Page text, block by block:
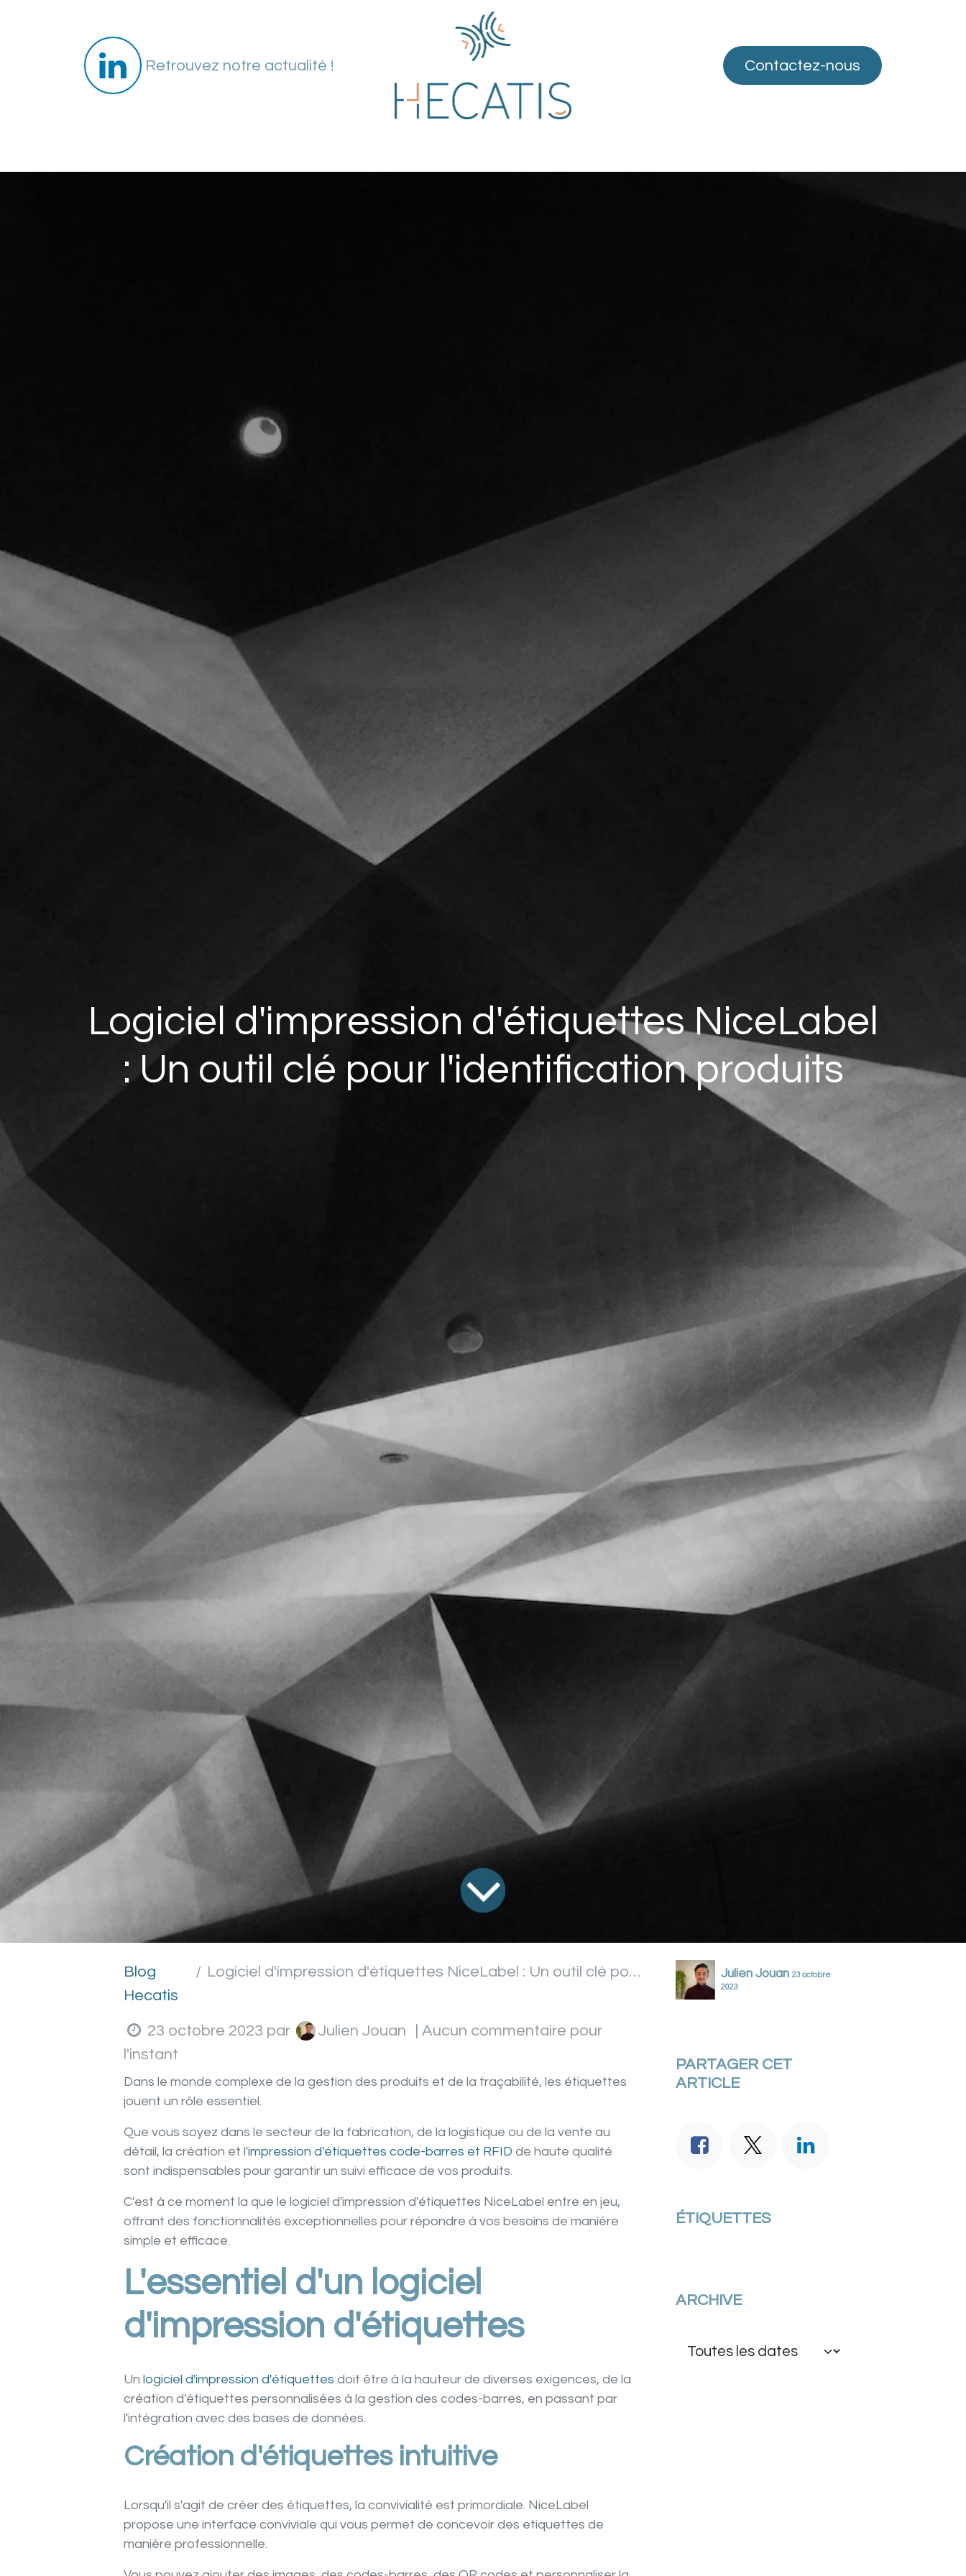
Retrouvez notre actualité ! Contacte​​​​​​z-nous
Logiciel d'impression d'étiquettes NiceLabel
: Un outil clé pour l'identification produits
Blog
Hecatis
Logiciel d'impression d'étiquettes NiceLabel : Un outil clé pour l'identification produits
23 octobre 2023 par Julien Jouan
| Aucun commentaire pour
l'instant
Dans le monde complexe de la gestion des produits et de la traçabilité, les étiquettes
jouent un rôle essentiel.
Que vous soyez dans le secteur de la fabrication, de la logistique ou de la vente au
détail, la création et l'impression d'étiquettes code-barres et RFID de haute qualité
sont indispensables pour garantir un suivi efficace de vos produits.
C'est à ce moment la que le logiciel d'impression d'étiquettes NiceLabel entre en jeu,
offrant des fonctionnalités exceptionnelles pour répondre à vos besoins de manière
simple et efficace.
L'essentiel d'un logiciel
d'impression d'étiquettes
Un logiciel d'impression d'étiquettes doit être à la hauteur de diverses exigences, de la
création d'étiquettes personnalisées à la gestion des codes-barres, en passant par
l'intégration avec des bases de données.
Création d'étiquettes intuitive
Lorsqu'il s'agit de créer des étiquettes, la convivialité est primordiale. NiceLabel
propose une interface conviviale qui vous permet de concevoir des etiquettes de
manière professionnelle.
Julien Jouan 23 octobre
2023
PARTAGER CET
ARTICLE
ÉTIQUETTES
ARCHIVE